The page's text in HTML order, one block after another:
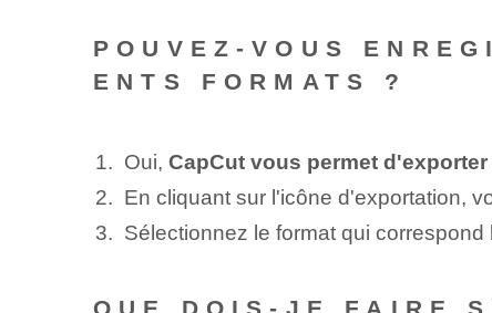
POUVEZ-VOUS
ENTS FORMATS ?
Oui, CapCut vous permet
En cliquant sur l'icône d'exportation,
Sélectionnez le format qui
QUE DOIS-JE FAIRE